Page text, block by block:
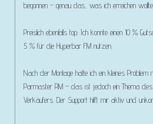
begonnen – genau das, was ich erreichen wollte.
Preislich ebenfalls top: Ich konnte einen 10 %
5 % für die Hyperbar FM nutzen.
Nach der Montage hatte ich ein kleines Problem
Parmaster RM – das ist jedoch ein Thema
Verkäufers. Der Support hilft mir aktiv und